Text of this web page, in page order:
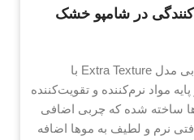
در شامپو خشک
اسپری شامپو خشک گات تو بی مدل Extra Texture با
مواد نرم‌کننده و تقویت‌کننده
ساخته شده که چربی اضافی
نرم و لطیف به موها اضافه